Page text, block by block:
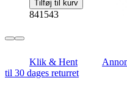
Tilføj til kurv
841543
Klik & Hent
til 30 dages returret